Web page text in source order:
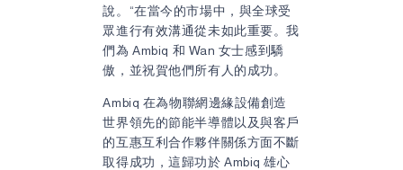
說。“在當今的市場中，與全球受
眾進行有效溝通從未如此重要。我
們為 Ambiq 和 Wan 女士感到驕
傲，並祝賀他們所有人的成功。
Ambiq 在為物聯網邊緣設備創造
世界領先的節能半導體以及與客戶
的互惠互利合作夥伴關係方面不斷
取得成功，這歸功於 Ambiq 雄心